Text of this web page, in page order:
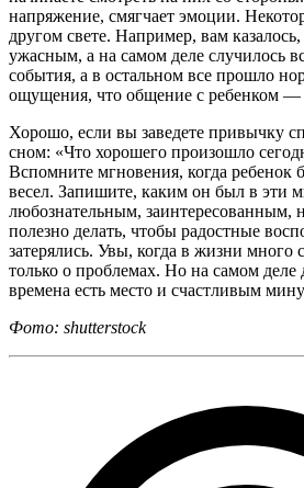
напряжение, смягчает эмоции.
другом свете. Например, вам
ужасным, а на самом деле случилось
события, а в остальном все прошло
ощущения, что общение с ребенком
Хорошо, если вы заведете привычку
сном: «Что хорошего произошло
Вспомните мгновения, когда ребенок
весел. Запишите, каким он был в
любознательным, заинтересованным,
полезно делать, чтобы радостные
затерялись. Увы, когда в жизни
только о проблемах. Но на самом
времена есть место и счастливым
Фото: shutterstock